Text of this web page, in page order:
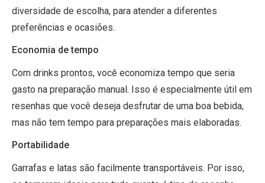
diversidade de escolha, para atender a diferentes
preferências e ocasiões.
Economia de tempo
Com drinks prontos, você economiza tempo que seria
gasto na preparação manual. Isso é especialmente útil em
resenhas que você deseja desfrutar de uma boa bebida,
mas não tem tempo para preparações mais elaboradas.
Portabilidade
Garrafas e latas são facilmente transportáveis. Por isso,